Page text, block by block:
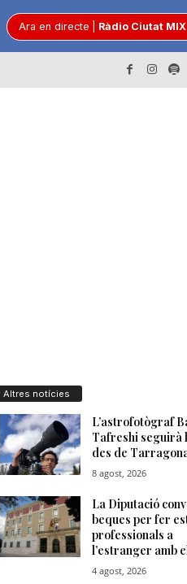
Ara en directe Ràdio Ciutat MIX
Altres notícies